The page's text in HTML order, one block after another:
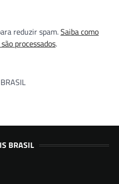
reduzir spam.Saiba como
processados.
BRASIL